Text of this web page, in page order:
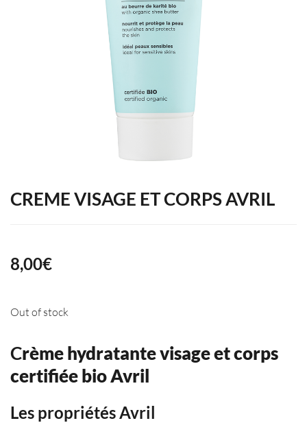
CREME VISAGE ET CORPS AVRIL
8,00€
Out of stock
Crème hydratante visage et corps
certifiée bio Avril
Les propriétés Avril